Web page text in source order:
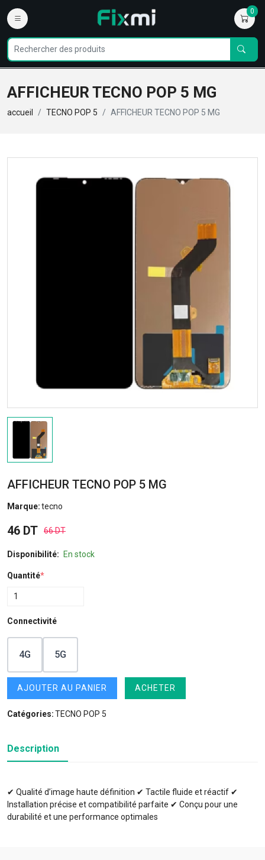
0
AFFICHEUR TECNO POP 5 MG
accueil TECNO POP 5 AFFICHEUR TECNO POP 5 MG
AFFICHEUR TECNO POP 5 MG
Marque:tecno
46 DT 66 DT
Disponibilité: En stock
Quantité*
Connectivité
4G 5G
AJOUTER AU PANIER ACHETER
Catégories:TECNO POP 5
Description
✔ Qualité d’image haute définition ✔ Tactile fluide et réactif ✔
Installation précise et compatibilité parfaite ✔ Conçu pour une
durabilité et une performance optimales